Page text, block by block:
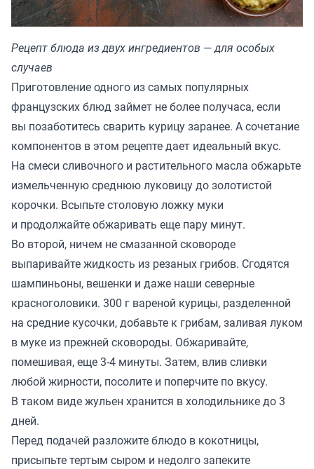
Рецепт блюда из двух ингредиентов — для особых
случаев
Приготовление одного из самых популярных
французских блюд займет не более получаса, если
вы позаботитесь сварить курицу заранее. А сочетание
компонентов в этом рецепте дает идеальный вкус.
На смеси сливочного и растительного масла обжарьте
измельченную среднюю луковицу до золотистой
корочки. Всыпьте столовую ложку муки
и продолжайте обжаривать еще пару минут.
Во второй, ничем не смазанной сковороде
выпаривайте жидкость из резаных грибов. Сгодятся
шампиньоны, вешенки и даже наши северные
красноголовики. 300 г вареной курицы, разделенной
на средние кусочки, добавьте к грибам, заливая луком
в муке из прежней сковороды. Обжаривайте,
помешивая, еще 3-4 минуты. Затем, влив сливки
любой жирности, посолите и поперчите по вкусу.
В таком виде жульен хранится в холодильнике до 3
дней.
Перед подачей разложите блюдо в кокотницы,
присыпьте тертым сыром и недолго запеките